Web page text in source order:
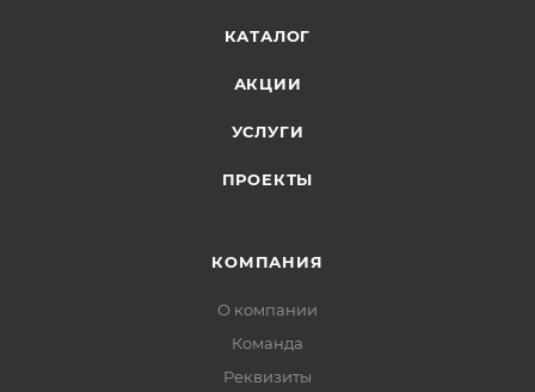
КАТАЛОГ
АКЦИИ
УСЛУГИ
ПРОЕКТЫ
КОМПАНИЯ
О компании
Команда
Реквизиты